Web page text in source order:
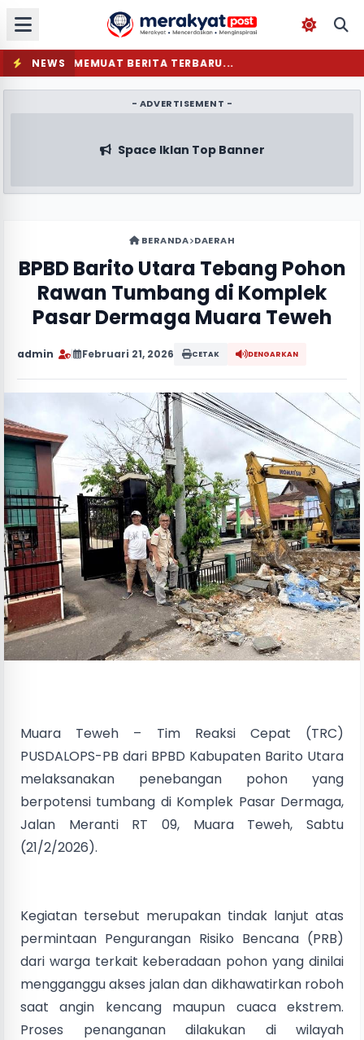
NEWS MEMUAT BERITA TERBARU...
- ADVERTISEMENT -
Space Iklan Top Banner
BERANDA DAERAH
BPBD Barito Utara Tebang Pohon
Rawan Tumbang di Komplek
Pasar Dermaga Muara Teweh
admin Februari 21, 2026 CETAK DENGARKAN
Muara Teweh – Tim Reaksi Cepat (TRC)
PUSDALOPS-PB dari BPBD Kabupaten Barito Utara
melaksanakan penebangan pohon yang
berpotensi tumbang di Komplek Pasar Dermaga,
Jalan Meranti RT 09, Muara Teweh, Sabtu
(21/2/2026).
Kegiatan tersebut merupakan tindak lanjut atas
permintaan Pengurangan Risiko Bencana (PRB)
dari warga terkait keberadaan pohon yang dinilai
mengganggu akses jalan dan dikhawatirkan roboh
saat angin kencang maupun cuaca ekstrem.
Proses penanganan dilakukan di wilayah